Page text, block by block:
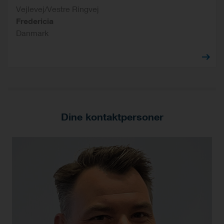
Vejlevej/Vestre Ringvej
Fredericia
Danmark
Dine kontaktpersoner